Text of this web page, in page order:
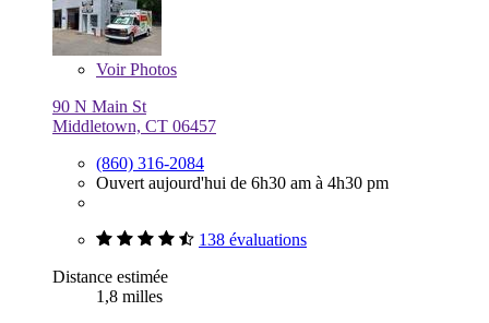
VoirPhotos
90 N Main St
Middletown, CT 06457
(860) 316-2084
Ouvert aujourd'hui de 6h30 am à 4h30 pm
138 évaluations
Distance estimée
1,8 milles